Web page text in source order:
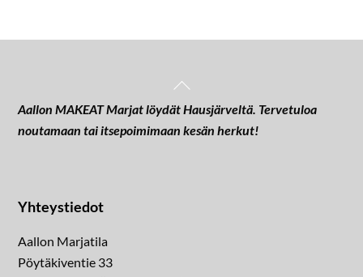
Back
To
Top
Aallon MAKEAT Marjat löydät Hausjärveltä. Tervetuloa
noutamaan tai itsepoimimaan kesän herkut!
Yhteystiedot
Aallon Marjatila
Pöytäkiventie 33